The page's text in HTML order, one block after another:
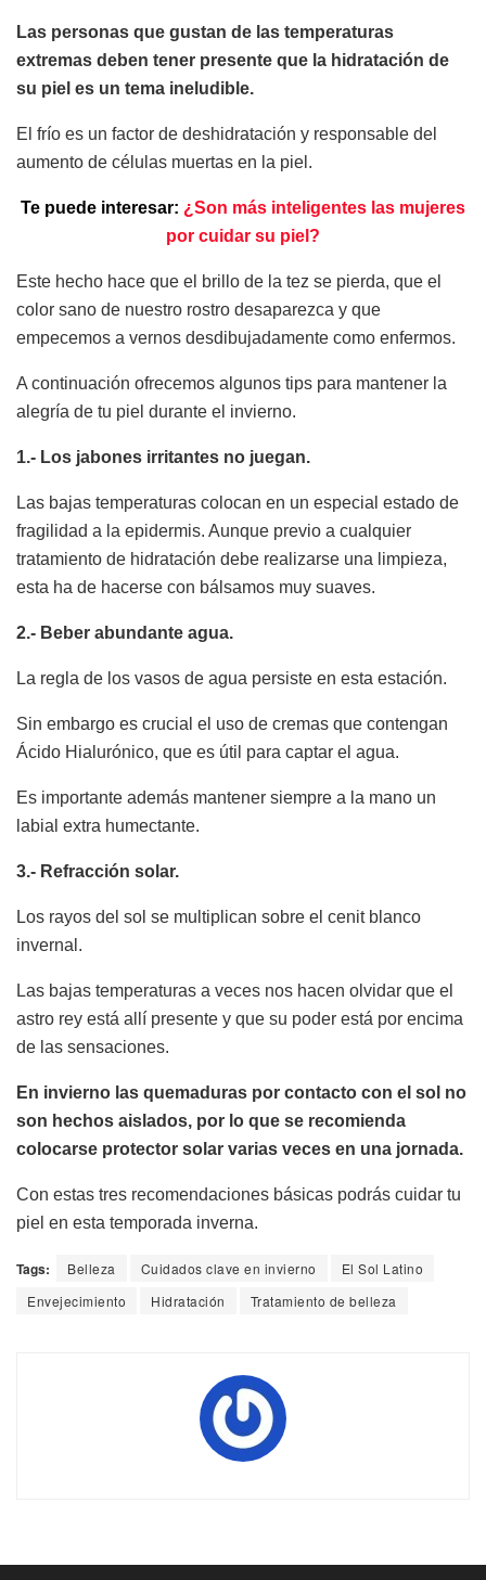
Las personas que gustan de las temperaturas
extremas deben tener presente que la hidratación de
su piel es un tema ineludible.
El frío es un factor de deshidratación y responsable del
aumento de células muertas en la piel.
Te puede interesar: ¿Son más inteligentes las mujeres
por cuidar su piel?
Este hecho hace que el brillo de la tez se pierda, que el
color sano de nuestro rostro desaparezca y que
empecemos a vernos desdibujadamente como enfermos.
A continuación ofrecemos algunos tips para mantener la
alegría de tu piel durante el invierno.
1.- Los jabones irritantes no juegan.
Las bajas temperaturas colocan en un especial estado de
fragilidad a la epidermis. Aunque previo a cualquier
tratamiento de hidratación debe realizarse una limpieza,
esta ha de hacerse con bálsamos muy suaves.
2.- Beber abundante agua.
La regla de los vasos de agua persiste en esta estación.
Sin embargo es crucial el uso de cremas que contengan
Ácido Hialurónico, que es útil para captar el agua.
Es importante además mantener siempre a la mano un
labial extra humectante.
3.- Refracción solar.
Los rayos del sol se multiplican sobre el cenit blanco
invernal.
Las bajas temperaturas a veces nos hacen olvidar que el
astro rey está allí presente y que su poder está por encima
de las sensaciones.
En invierno las quemaduras por contacto con el sol no
son hechos aislados, por lo que se recomienda
colocarse protector solar varias veces en una jornada.
Con estas tres recomendaciones básicas podrás cuidar tu
piel en esta temporada inverna.
Tags: Belleza Cuidados clave en invierno
El Sol Latino
Envejecimiento
Hidratación Tratamiento de belleza